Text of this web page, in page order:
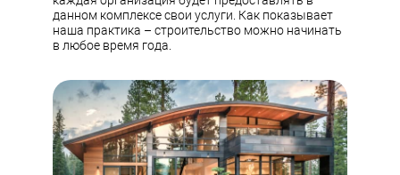
данном комплексе свои услуги. Как показывает
наша практика – строительство можно начинать
в любое время года.